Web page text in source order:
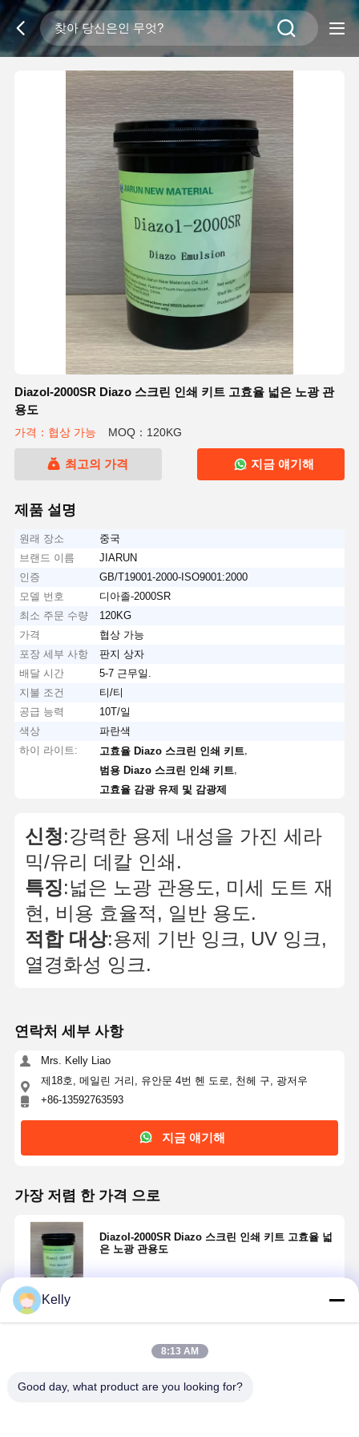
Diazol-2000SR Diazo 스크린 인쇄 키트 고효율 넓은 노광 관
용도
가격：협상 가능 MOQ：120KG
최고의 가격 지금 얘기해
제품 설명
원래 장소
중국
브랜드 이름
JIARUN
인증
GB/T19001-2000-ISO9001:2000
모델 번호
디아졸-2000SR
최소 주문 수량
120KG
가격
협상 가능
포장 세부 사항
판지 상자
배달 시간
5-7 근무일.
지불 조건
티/티
공급 능력
10T/일
색상
파란색
하이 라이트:
고효율 Diazo 스크린 인쇄 키트
범용 Diazo 스크린 인쇄 키트
고효율 감광 유제 및 감광제
신청:강력한 용제 내성을 가진 세라
믹/유리 데칼 인쇄.
특징:넓은 노광 관용도, 미세 도트 재
현, 비용 효율적, 일반 용도.
적합 대상:용제 기반 잉크, UV 잉크,
열경화성 잉크.
연락처 세부 사항
Mrs. Kelly Liao
제18호, 메일린 거리, 유안문 4번 헨 도로, 천헤 구, 광저우
+86-13592763593
지금 얘기해
가장 저렴 한 가격 으로
Diazol-2000SR Diazo 스크린 인쇄 키트 고효율 넓
은 노광 관용도
Kelly
8:13 AM
Good day, what product are you looking for?